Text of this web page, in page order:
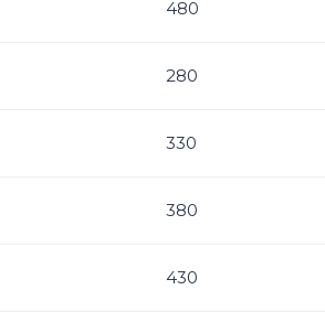
480
280
330
380
430